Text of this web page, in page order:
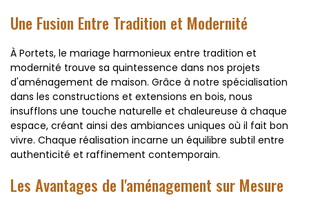
Une Fusion Entre Tradition et Modernité
À Portets, le mariage harmonieux entre tradition et
modernité trouve sa quintessence dans nos projets
d'aménagement de maison. Grâce à notre spécialisation
dans les constructions et extensions en bois, nous
insufflons une touche naturelle et chaleureuse à chaque
espace, créant ainsi des ambiances uniques où il fait bon
vivre. Chaque réalisation incarne un équilibre subtil entre
authenticité et raffinement contemporain.
Les Avantages de l'aménagement sur Mesure